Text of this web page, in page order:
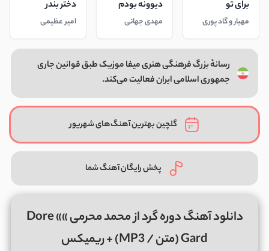
برای تو
مهیار و گاد پوری
دیوونه بودم
مهدی جهانی
دختر بندر
امیر عظیمی
رسانهٔ بزرگ فرهنگی هنری میفا موزیک طبق قوانین جاری
جمهوری اسلامی ایران فعالیت می‌کند.
گلچین بهترین آهنگ‌های شهریور
پخش رایگان آهنگ شما
دانلود آهنگ دوره گرد از محمد محرمی »» Dore
Gard (متن / MP3) + ریمیکس